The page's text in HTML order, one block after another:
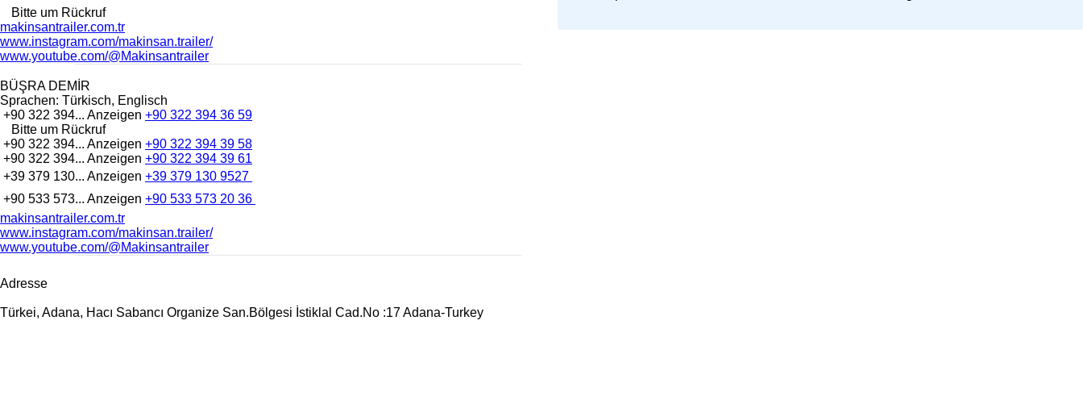
Bitte um Rückruf
makinsantrailer.com.tr
www.instagram.com/makinsan.trailer/
www.youtube.com/@Makinsantrailer
BÜŞRA DEMİR
Sprachen: Türkisch, Englisch
+90 322 394... Anzeigen +90 322 394 36 59
Bitte um Rückruf
+90 322 394... Anzeigen +90 322 394 39 58
+90 322 394... Anzeigen +90 322 394 39 61
+39 379 130... Anzeigen +39 379 130 9527
+90 533 573... Anzeigen +90 533 573 20 36
makinsantrailer.com.tr
www.instagram.com/makinsan.trailer/
www.youtube.com/@Makinsantrailer
Adresse
Türkei, Adana, Hacı Sabancı Organize San.Bölgesi İstiklal Cad.No :17 Adana-Turkey